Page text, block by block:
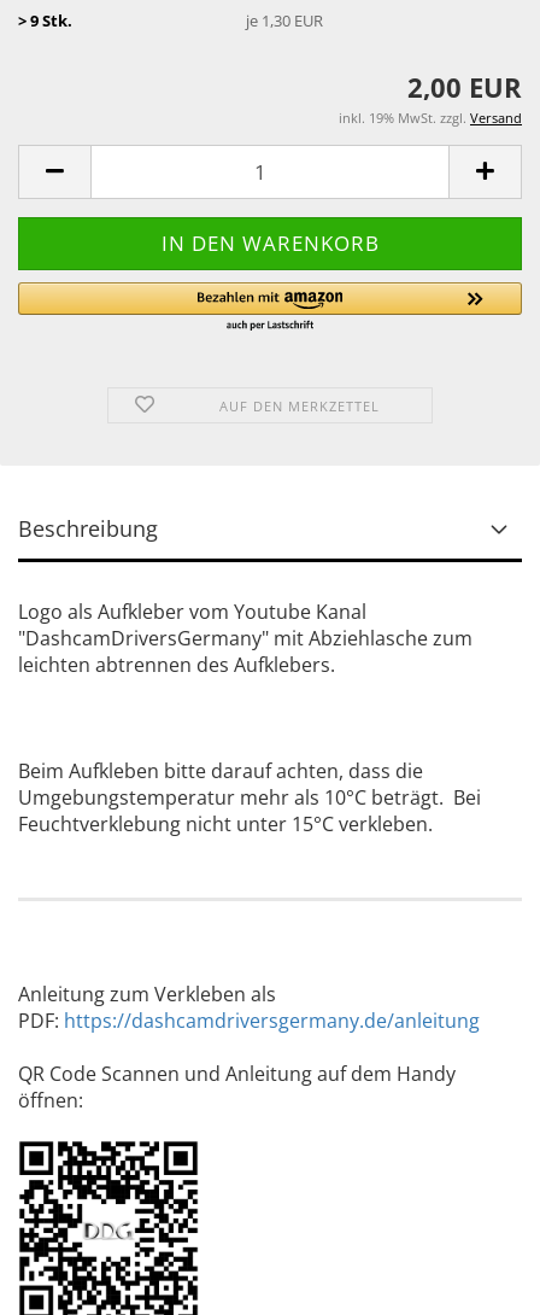
> 9 Stk.
je 1,30 EUR
2,00 EUR
inkl. 19% MwSt. zzgl. Versand
AUF DEN MERKZETTEL
Beschreibung
Logo als Aufkleber vom Youtube Kanal
"DashcamDriversGermany" mit Abziehlasche zum
leichten abtrennen des Aufklebers.
Beim Aufkleben bitte darauf achten, dass die
Umgebungstemperatur mehr als 10°C beträgt. Bei
Feuchtverklebung nicht unter 15°C verkleben.
Anleitung zum Verkleben als
PDF: https://dashcamdriversgermany.de/anleitung
QR Code Scannen und Anleitung auf dem Handy
öffnen: